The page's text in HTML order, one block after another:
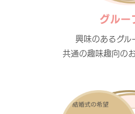
グルー
興味のあるグル
共通の趣味趣向の